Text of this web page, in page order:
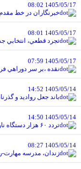
1405/05/17 08:02
خبرنگاران در خط
1405/05/17 08:01
تجرد قطعي، انتخابي
1405/05/17 07:59
نقده ،بر سر دوراهي
1405/05/14 14:52
باند جعل روادید و
1405/05/14 14:50
تردد ۶۰ هزار دستگاه ناوگان ترانزیتی از پایانه‌های مرزی آذربایجان ‌غربی
1405/05/14 08:27
زندان، مدرسه مهارت-